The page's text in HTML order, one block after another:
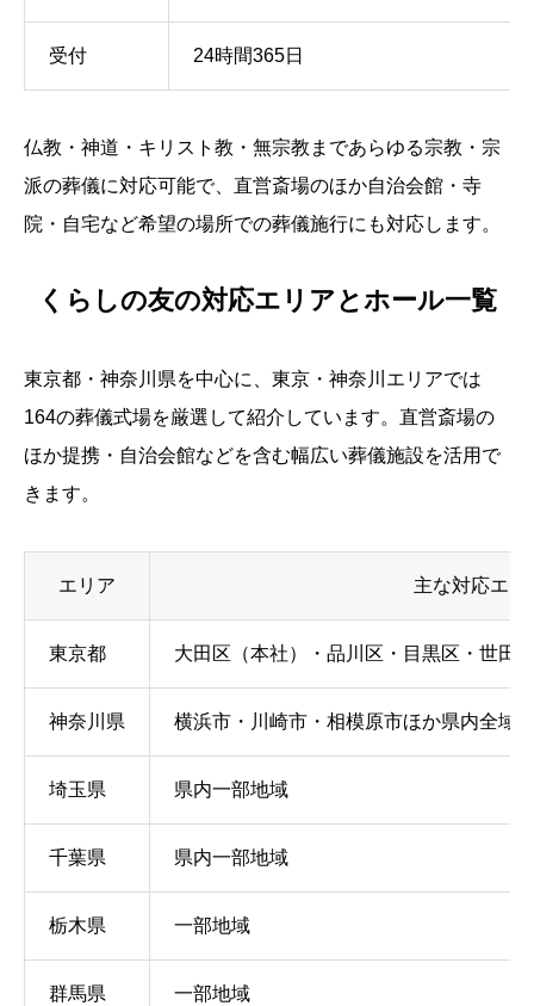
受付 24時間365日
仏教・神道・キリスト教・無宗教まであらゆる宗教・宗
派の葬儀に対応可能で、直営斎場のほか自治会館・寺
院・自宅など希望の場所での葬儀施行にも対応します。
くらしの友の対応エリアとホール一覧
東京都・神奈川県を中心に、東京・神奈川エリアでは
164の葬儀式場を厳選して紹介しています。直営斎場の
ほか提携・自治会館などを含む幅広い葬儀施設を活用で
きます。
エリア 主な対応エリ
東京都 大田区（本社）・品川区・目黒区・世田
神奈川県 横浜市・川崎市・相模原市ほか県内全域
埼玉県 県内一部地域
千葉県 県内一部地域
栃木県 一部地域
群馬県 一部地域